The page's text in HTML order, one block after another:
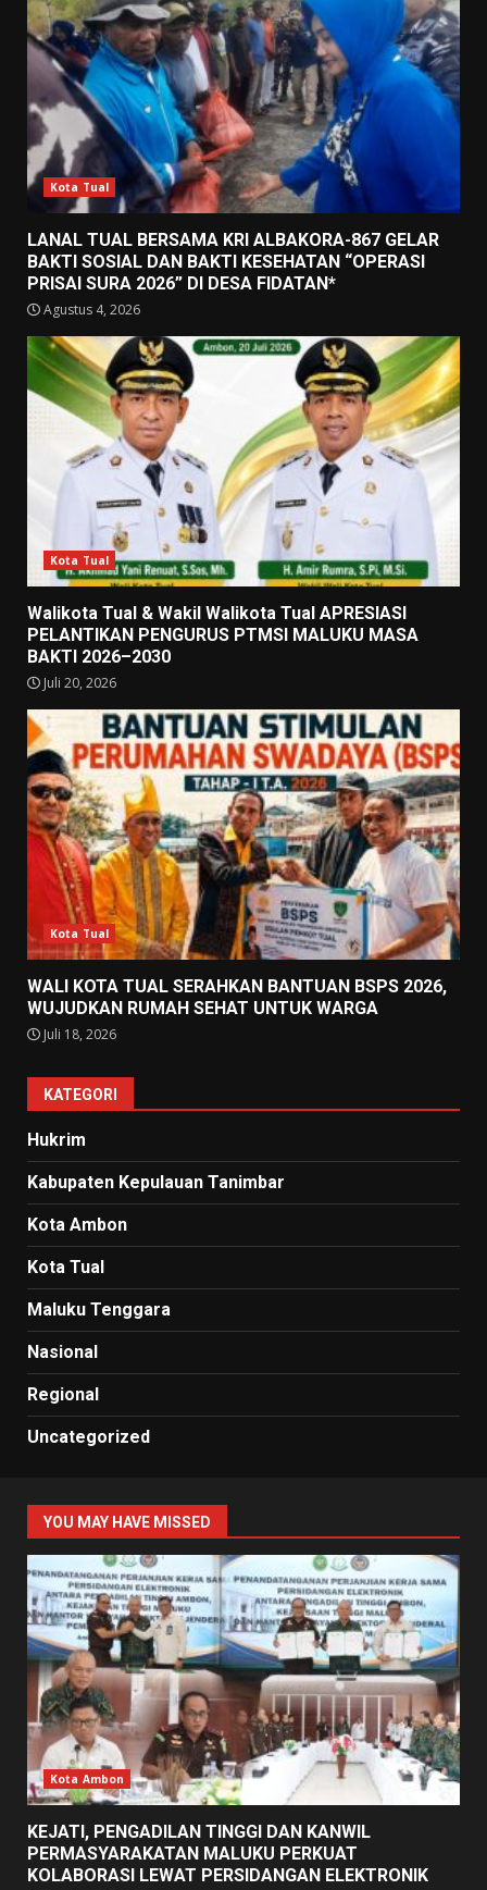
Kota Tual
LANAL TUAL BERSAMA KRI ALBAKORA-867 GELAR
BAKTI SOSIAL DAN BAKTI KESEHATAN “OPERASI
PRISAI SURA 2026” DI DESA FIDATAN*
Agustus 4, 2026
Kota Tual
Walikota Tual & Wakil Walikota Tual APRESIASI
PELANTIKAN PENGURUS PTMSI MALUKU MASA
BAKTI 2026–2030
Juli 20, 2026
Kota Tual
WALI KOTA TUAL SERAHKAN BANTUAN BSPS 2026,
WUJUDKAN RUMAH SEHAT UNTUK WARGA
Juli 18, 2026
KATEGORI
Hukrim
Kabupaten Kepulauan Tanimbar
Kota Ambon
Kota Tual
Maluku Tenggara
Nasional
Regional
Uncategorized
YOU MAY HAVE MISSED
Kota Ambon
KEJATI, PENGADILAN TINGGI DAN KANWIL
PERMASYARAKATAN MALUKU PERKUAT
KOLABORASI LEWAT PERSIDANGAN ELEKTRONIK